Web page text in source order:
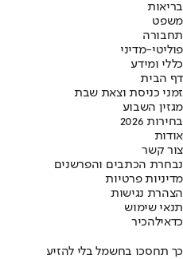
בריאות
משפט
תחבורה
פוליטי-מדיני
כללי ומידע
דף הבית
זמני כניסת וצאת שבת
מגזין השבוע
בחירות 2026
אודות
צור קשר
נבחרת הכתבים והפרשנים
מדיניות פרטיות
הצהרת נגישות
תנאי שימוש
כדאילהכיר
כך תחסכו בחשמל בלי להזיע